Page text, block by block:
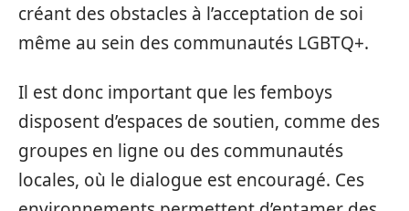
créant des obstacles à l’acceptation de soi
même au sein des communautés LGBTQ+.
Il est donc important que les femboys
disposent d’espaces de soutien, comme des
groupes en ligne ou des communautés
locales, où le dialogue est encouragé. Ces